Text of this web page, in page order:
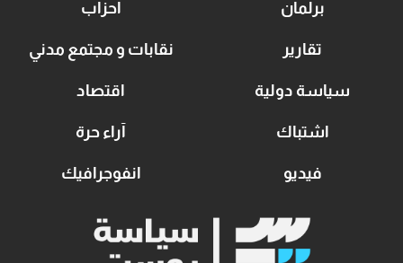
برلمان أحزاب
تقارير نقابات و مجتمع مدني
سياسة دولية اقتصاد
اشتباك آراء حرة
فيديو انفوجرافيك